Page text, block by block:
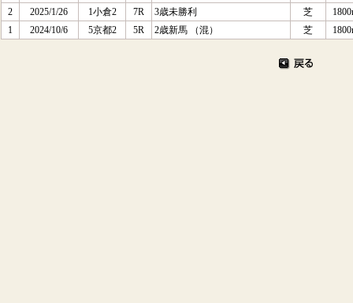
2
2025/1/26 1小倉2 7R 3歳未勝利 芝
1
2024/10/6 5京都2 5R 2歳新馬 （混） 芝